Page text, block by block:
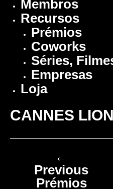
Membros
Recursos
Prémios
Coworks
Séries,
Empresas
Loja
CANNES
←
Previous
Prémios